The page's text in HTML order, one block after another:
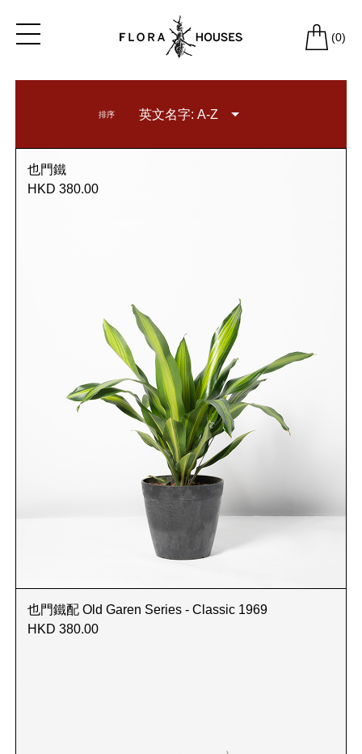
(0)
排序 英文名字: A-Z
也門鐵
HKD 380.00
也門鐵配 Old Garen Series - Classic 1969
HKD 380.00